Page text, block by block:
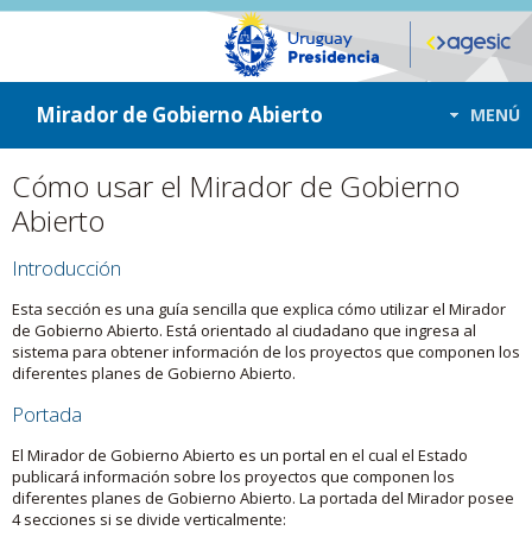
ir a contenido
ir al menú
Mirador de Gobierno Abierto MENÚ
Cómo usar el Mirador de Gobierno
Abierto
Introducción
Esta sección es una guía sencilla que explica cómo utilizar el Mirador
de Gobierno Abierto. Está orientado al ciudadano que ingresa al
sistema para obtener información de los proyectos que componen los
diferentes planes de Gobierno Abierto.
Portada
El Mirador de Gobierno Abierto es un portal en el cual el Estado
publicará información sobre los proyectos que componen los
diferentes planes de Gobierno Abierto. La portada del Mirador posee
4 secciones si se divide verticalmente: